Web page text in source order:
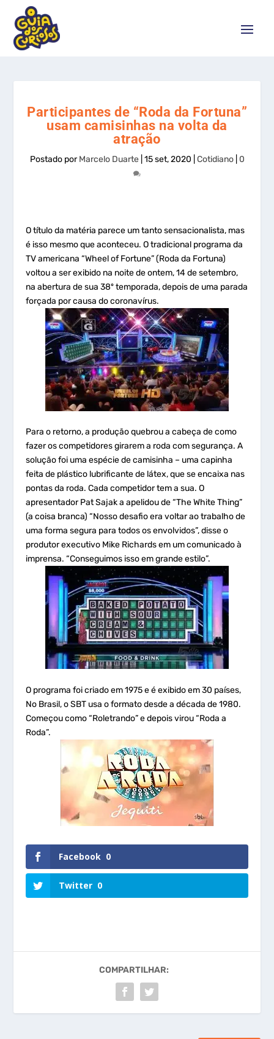
Participantes de “Roda da Fortuna”
usam camisinhas na volta da
atração
Postado porMarcelo Duarte| 15 set, 2020 Cotidiano| 0
O título da matéria parece um tanto sensacionalista, mas
é isso mesmo que aconteceu. O tradicional programa da
TV americana “Wheel of Fortune” (Roda da Fortuna)
voltou a ser exibido na noite de ontem, 14 de setembro,
na abertura de sua 38º temporada, depois de uma parada
forçada por causa do coronavírus.
Para o retorno, a produção quebrou a cabeça de como
fazer os competidores girarem a roda com segurança. A
solução foi uma espécie de camisinha – uma capinha
feita de plástico lubrificante de látex, que se encaixa nas
pontas da roda. Cada competidor tem a sua. O
apresentador Pat Sajak a apelidou de “The White Thing”
(a coisa branca) “Nosso desafio era voltar ao trabalho de
uma forma segura para todos os envolvidos”, disse o
produtor executivo Mike Richards em um comunicado à
imprensa. “Conseguimos isso em grande estilo”.
O programa foi criado em 1975 e é exibido em 30 países,
No Brasil, o SBT usa o formato desde a década de 1980.
Começou como “Roletrando” e depois virou “Roda a
Roda”.
Facebook 0
Twitter 0
COMPARTILHAR: